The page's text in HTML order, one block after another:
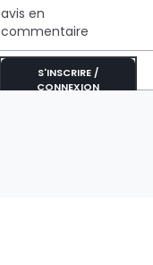
avis en
commentaire
S'INSCRIRE /
CONNEXION